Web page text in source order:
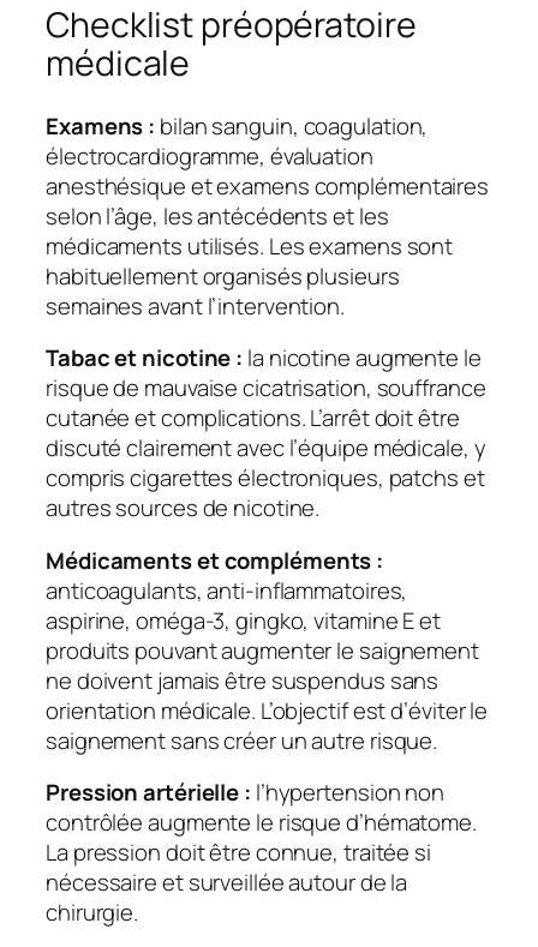
Checklist préopératoire
médicale
Examens : bilan sanguin, coagulation,
électrocardiogramme, évaluation
anesthésique et examens complémentaires
selon l’âge, les antécédents et les
médicaments utilisés. Les examens sont
habituellement organisés plusieurs
semaines avant l’intervention.
Tabac et nicotine : la nicotine augmente le
risque de mauvaise cicatrisation, souffrance
cutanée et complications. L’arrêt doit être
discuté clairement avec l’équipe médicale, y
compris cigarettes électroniques, patchs et
autres sources de nicotine.
Médicaments et compléments :
anticoagulants, anti-inflammatoires,
aspirine, oméga-3, gingko, vitamine E et
produits pouvant augmenter le saignement
ne doivent jamais être suspendus sans
orientation médicale. L’objectif est d’éviter le
saignement sans créer un autre risque.
Pression artérielle : l’hypertension non
contrôlée augmente le risque d’hématome.
La pression doit être connue, traitée si
nécessaire et surveillée autour de la
chirurgie.